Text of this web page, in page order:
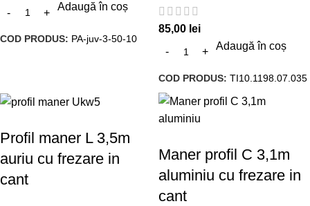
Adaugă în coș
COD PRODUS: PA-juv-3-50-10
85,00 lei
Adaugă în coș
COD PRODUS: TI10.1198.07.035
Profil maner L 3,5m
auriu cu frezare in
cant
Maner profil C 3,1m
aluminiu cu frezare in
cant